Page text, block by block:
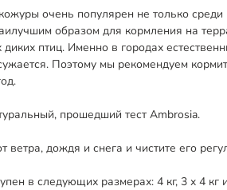
очень популярен не только
образом для кормления на
диких птиц. Именно в городах
Поэтому мы рекомендуем
прошедший тест Ambrosia.
ветра, дождя и снега и чистите его
в следующих размерах: 4 кг, 3 x 4 кг